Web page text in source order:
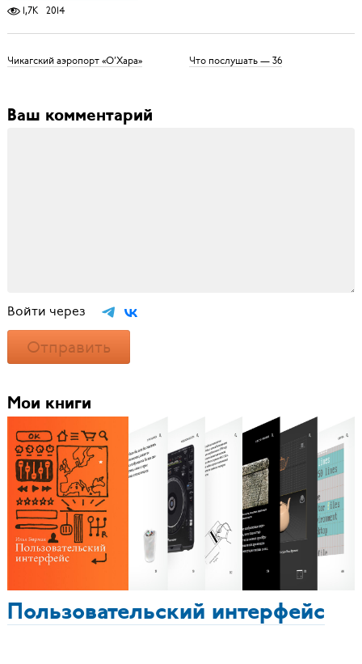
1,7K 2014
Чикагский аэропорт «О’Хара» Что послушать — 36
Ваш комментарий
Войти через
Отправить
Мои книги
Пользовательский интерфейс